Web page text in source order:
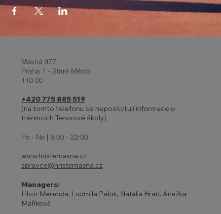
Masná 977
Praha 1 - Staré Město
110 00
+420 775 885 519
(na tomto telefonu se neposkytují informace o
trénincích Tenisové školy)
Po - Ne | 8:00 - 22:00
www.hristemasna.cz
spravce@hristemasna.cz
Managers:
Libor Merenda, Ludmila Palok, Natalia Hrab, Anežka
Maříková